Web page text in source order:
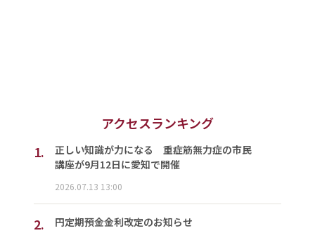
アクセスランキング
1.
正しい知識が力になる 重症筋無力症の市民
講座が9月12日に愛知で開催
2026.07.13 13:00
2. 円定期預金金利改定のお知らせ